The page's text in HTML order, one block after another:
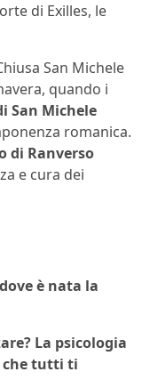
di Exilles, le
San Michele
quando i
San Michele
romanica.
di Ranverso
e cura dei
è nata la
La psicologia
che tutti ti